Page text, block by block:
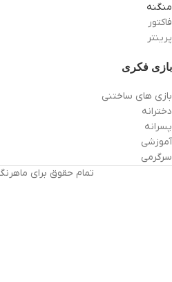
منگنه
فاکتور
پرینتر
بازی فکری
بازی های ساختنی
دخترانه
پسرانه
آموزشی
سرگرمی
تمام حقوق برای